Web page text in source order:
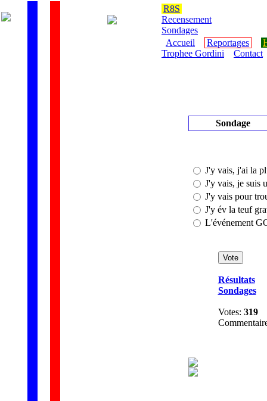
R8S
Recensement
Sondages
Accueil
Reportages
Trophee Gordini
Contact
Sondage
J'y vais, j'ai la
J'y vais, je suis
J'y vais pour
J'y év la teuf
L'événement
Résultats
Sondages
Votes: 319